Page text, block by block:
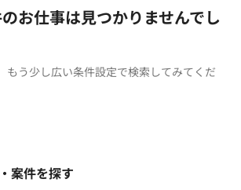
お仕事は見つかりませんでし
もう少し広い条件設定で検索してみてくだ
案件を探す